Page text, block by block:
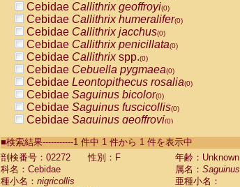
Cebidae Callithrix geoffroyi(0)
Cebidae Callithrix humeralifer(0)
Cebidae Callithrix jacchus(0)
Cebidae Callithrix penicillata(0)
Cebidae Callithrixspp.(0)
Cebidae Cebuella pygmaea(0)
Cebidae Leontopithecus rosalia(0)
Cebidae Saguinus bicolor(0)
Cebidae Saguinus fuscicollis(0)
Cebidae Saguinus geoffroyi(0)
CebidaeSaguinus labiatus(0)
Cebidae Saguinus leucopus (0)
Cebidae
CebidaeSaguinus mystax
■検索結果-----------1 件中 1 件から 1 件を表示中
剖検番号：02272
性別：F
年齢：Unknown
科名：Cebidae
属名： Saguinus
種小名： nigricollis
亜種小名：